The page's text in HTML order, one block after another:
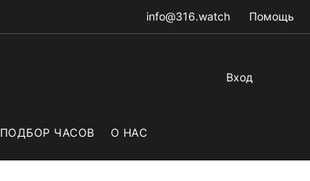
info@316.watch Помощь
Вход
ПОДБОР ЧАСОВ О НАС